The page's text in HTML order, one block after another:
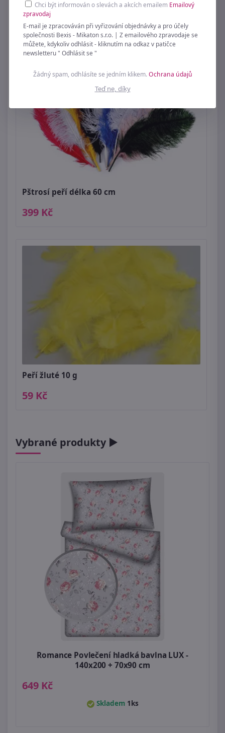
399 Kč
Pštrosí peří délka 60 cm
399 Kč
Peří žluté 10 g
59 Kč
Vybrané produkty ►
Romance Povlečení hladká bavlna LUX -
140x200 + 70x90 cm
649 Kč
Skladem 1ks
Chci být informován o slevách a akcích emailem Emailový
zpravodaj
E-mail je zpracováván při vyřizování objednávky a pro účely
společnosti Bexis - Mikaton s.r.o. | Z emailového zpravodaje se
můžete, kdykoliv odhlásit - kliknutím na odkaz v patičce
newsletteru " Odhlásit se "
Žádný spam, odhlásíte se jedním klikem.Ochrana údajů
Teď ne, díky